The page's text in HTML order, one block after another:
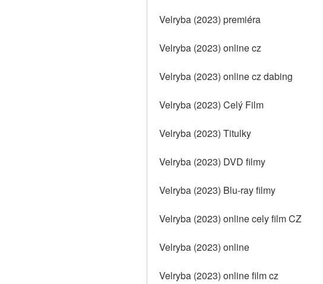
Velryba (2023) premiéra
Velryba (2023) online cz
Velryba (2023) online cz dabing
Velryba (2023) Celý Film
Velryba (2023) Titulky
Velryba (2023) DVD filmy
Velryba (2023) Blu-ray filmy
Velryba (2023) online cely film CZ
Velryba (2023) online
Velryba (2023) online film cz